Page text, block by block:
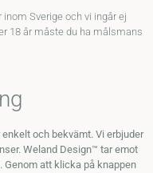
Sverige och vi ingår ej
18 år måste du ha målsmans
och bekvämt. Vi erbjuder
Weland Design™ tar emot
att klicka på knappen